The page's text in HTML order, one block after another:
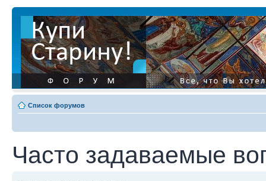
Список форумов
Часто задаваемые